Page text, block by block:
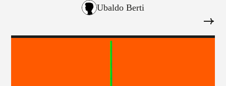
Ubaldo Berti